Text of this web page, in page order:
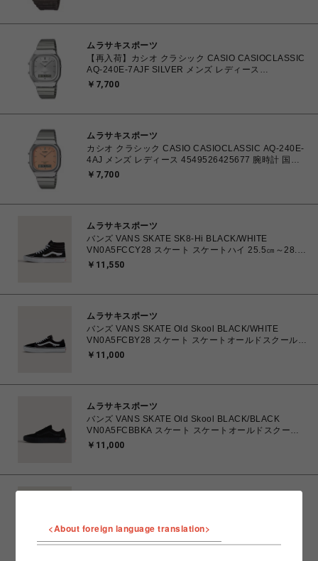
ムラサキスポーツ
【再入荷】カシオ クラシック CASIO CASIOCLASSIC
AQ-240E-7AJF SILVER メンズ レディース
4549526409615 腕時計 国内正規品 【 北海道/沖縄/離
￥7,700
ムラサキスポーツ
カシオ クラシック CASIO CASIOCLASSIC AQ-240E-
4AJ メンズ レディース 4549526425677 腕時計 国内
正規品 【 北海道/沖縄/離島 着払い】
￥7,700
ムラサキスポーツ
バンズ VANS SKATE SK8-Hi BLACK/WHITE
VN0A5FCCY28 スケート スケートハイ 25.5㎝～28.0
㎝ スニーカー メンズ シューズ 0194905568090 【送
￥11,550
ムラサキスポーツ
バンズ VANS SKATE Old Skool BLACK/WHITE
VN0A5FCBY28 スケート スケートオールドスクール
23.5㎝～28.0㎝ スニーカー メンズ レディース シュー
￥11,000
ムラサキスポーツ
バンズ VANS SKATE Old Skool BLACK/BLACK
VN0A5FCBBKA スケート スケートオールドスクール
26.0㎝～28.0㎝ スニーカー メンズ シューズ
￥11,000
26.0㎝～28.0㎝ スニーカー メンズ シューズ
0198266485218 【送料無料 北海道/沖縄/離島を除
￥11,000
<About foreign language translation>